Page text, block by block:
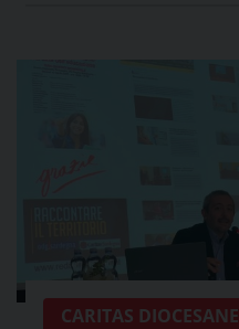
CARITAS DIOCESANE